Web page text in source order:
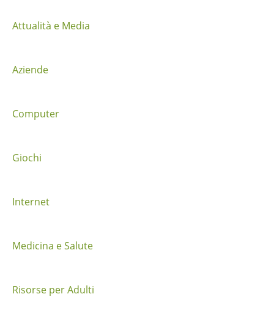
i
n
r
i
o
t
Attualità e Media
Aziende
Computer
Giochi
Internet
Medicina e Salute
Risorse per Adulti